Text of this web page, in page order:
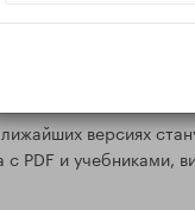
в школе и вузе с
видят — и новое
версиях
PDF и учебниками,